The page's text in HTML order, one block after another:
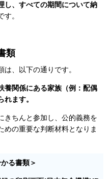
し、すべての期間について納
。
類
、以下の通りです。
養関係にある家族（例：配偶
ます。
きちんと参加し、公的義務を
めの重要な判断材料となりま
る書類＞